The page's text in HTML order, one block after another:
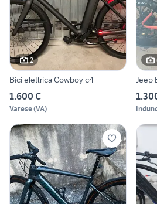
2
Bici elettrica Cowboy c4
1.600 €
Varese(VA)
Jeep